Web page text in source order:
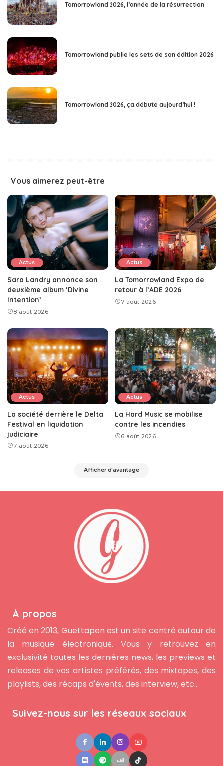
Tomorrowland 2026, l’année de la résurrection
Tomorrowland publie les sets de son édition 2026
Tomorrowland 2026, ça débute aujourd’hui !
Vous aimerez peut-être
Actus
Sara Landry annonce son
deuxième album ‘Divine
Intention’
8 août 2026
Actus
La Tomorrowland Expo de
retour à l’ADE 2026
7 août 2026
Actus
La société derrière le Delta
Festival en liquidation
judiciaire
7 août 2026
Actus
La Hard Music se mobilise
contre les incendies
6 août 2026
Afficher d'avantage
À propos
Créé en 2013, Guettapen est un site centré autour de
la musique électronique. Vous y retrouvez en
exclusivité toutes les dernières news, les previews et
releases de vos artistes préférés, des mixtapes, des
playlists, des récaps d'évents, des interview, etc...
Suivez-nous sur les réseaux sociaux